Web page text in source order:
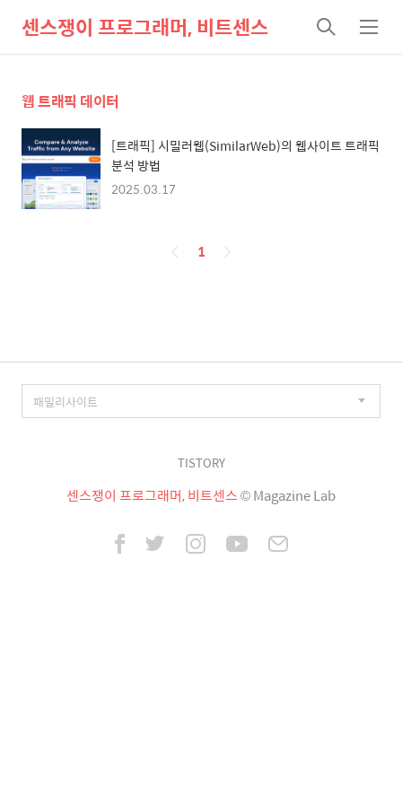
센스쟁이 프로그래머, 비트센스
검
색
메
뉴
웹 트래픽 데이터
[트래픽] 시밀러웹(SimilarWeb)의 웹사이트 트래픽
분석 방법
2025.03.17
페
1
TISTORY
센스쟁이 프로그래머, 비트센스© Magazine Lab